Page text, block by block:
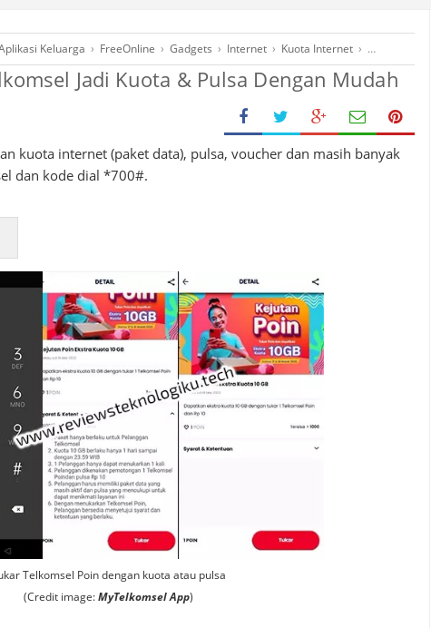
Keluarga › FreeOnline › Gadgets › Internet › Kuota Internet › Layanan
Jadi Kuota & Pulsa Dengan Mudah
kuota internet (paket data), pulsa, voucher dan masih banyak
dan kode dial *700#.
Telkomsel Poin dengan kuota atau pulsa
(Credit image:MyTelkomsel App)